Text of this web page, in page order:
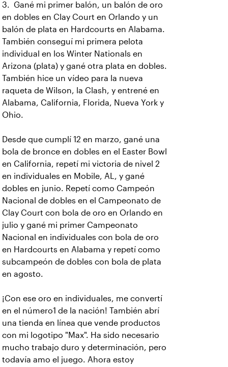
3. Gané mi primer balón, un balón de oro
en dobles en Clay Court en Orlando y un
balón de plata en Hardcourts en Alabama.
También conseguí mi primera pelota
individual en los Winter Nationals en
Arizona (plata) y gané otra plata en dobles.
También hice un vídeo para la nueva
raqueta de Wilson, la Clash, y entrené en
Alabama, California, Florida, Nueva York y
Ohio.
Desde que cumplí 12 en marzo, gané una
bola de bronce en dobles en el Easter Bowl
en California, repetí mi victoria de nivel 2
en individuales en Mobile, AL, y gané
dobles en junio. Repetí como Campeón
Nacional de dobles en el Campeonato de
Clay Court con bola de oro en Orlando en
julio y gané mi primer Campeonato
Nacional en individuales con bola de oro
en Hardcourts en Alabama y repetí como
subcampeón de dobles con bola de plata
en agosto.
¡Con ese oro en individuales, me convertí
en el número1 de la nación! También abrí
una tienda en línea que vende productos
con mi logotipo "Max". Ha sido necesario
mucho trabajo duro y determinación, pero
todavía amo el juego. Ahora estoy